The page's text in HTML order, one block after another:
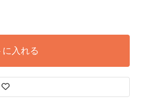
に入れる